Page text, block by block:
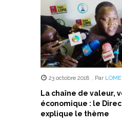
23 octobre 2018 , Par
La chaîne de valeur,
économique : le
explique le thème